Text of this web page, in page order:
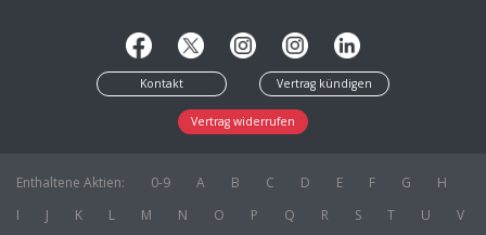
Kontakt Vertrag kündigen
Vertrag widerrufen
Enthaltene Aktien: 0-9 A B C D E F G
H
I
J K L M N O P Q R S T U V